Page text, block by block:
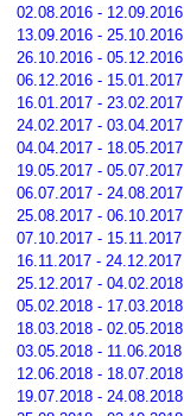
02.08.2016 - 12.09.2016
13.09.2016 - 25.10.2016
26.10.2016 - 05.12.2016
06.12.2016 - 15.01.2017
16.01.2017 - 23.02.2017
24.02.2017 - 03.04.2017
04.04.2017 - 18.05.2017
19.05.2017 - 05.07.2017
06.07.2017 - 24.08.2017
25.08.2017 - 06.10.2017
07.10.2017 - 15.11.2017
16.11.2017 - 24.12.2017
25.12.2017 - 04.02.2018
05.02.2018 - 17.03.2018
18.03.2018 - 02.05.2018
03.05.2018 - 11.06.2018
12.06.2018 - 18.07.2018
19.07.2018 - 24.08.2018